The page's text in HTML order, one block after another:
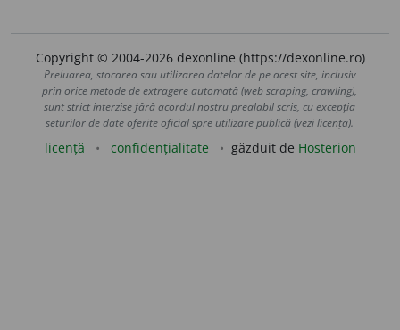
Copyright © 2004-2026 dexonline (https://dexonline.ro)
Preluarea, stocarea sau utilizarea datelor de pe acest site, inclusiv
prin orice metode de extragere automată (web scraping, crawling),
sunt strict interzise fără acordul nostru prealabil scris, cu excepția
seturilor de date oferite oficial spre utilizare publică (vezi licența).
licență confidențialitate găzduit de Hosterion